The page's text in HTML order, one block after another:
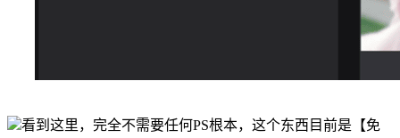
看到这里，完全不需要任何PS根本，这个东西目前是【免